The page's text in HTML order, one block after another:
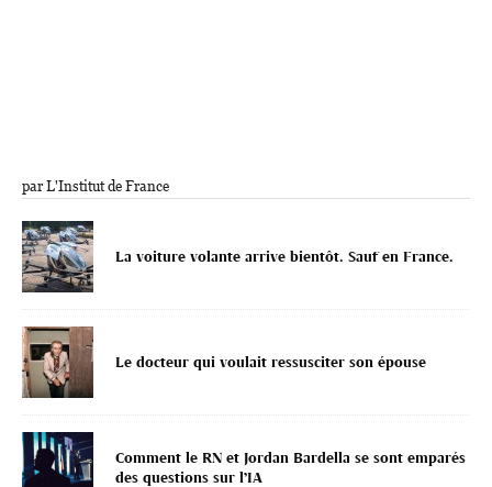
par L'Institut de France
La voiture volante arrive bientôt. Sauf en France.
Le docteur qui voulait ressusciter son épouse
Comment le RN et Jordan Bardella se sont emparés
des questions sur l’IA